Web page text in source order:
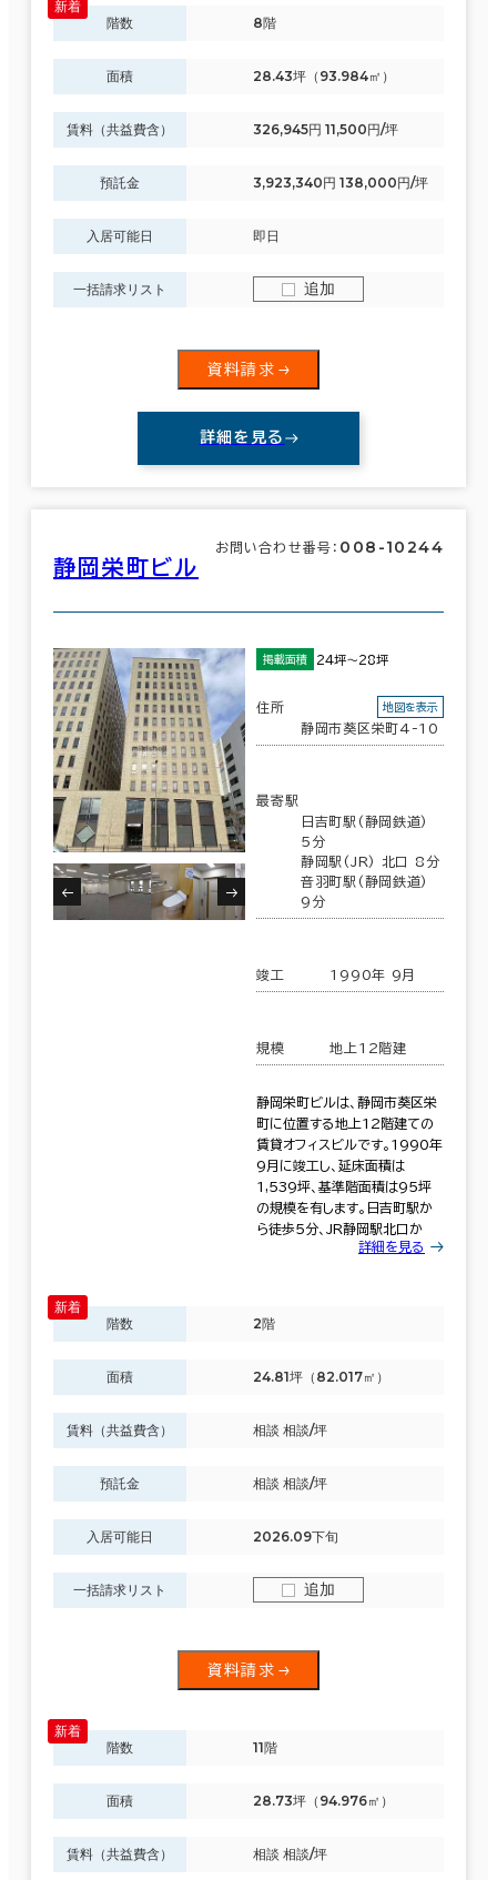
階数 8階
面積 28.43坪（93.984㎡）
賃料（共益費含） 326,945円 11,500円/坪
預託金 3,923,340円 138,000円/坪
入居可能日 即日
一括請求リスト 追加
資料請求
詳細を見る
静岡栄町ビル
お問い合わせ番号： 008-10244
掲載面積 24坪～28坪
住所
静岡市葵区栄町4-10
地図を表示
最寄駅
日吉町駅(静岡鉄道)
5分
静岡駅(JR) 北口 8分
音羽町駅(静岡鉄道)
9分
竣工 1990年 9月
規模 地上12階建
静岡栄町ビルは、静岡市葵区栄
町に位置する地上12階建ての
賃貸オフィスビルです。1990年
9月に竣工し、延床面積は
1,539坪、基準階面積は95坪
の規模を有します。日吉町駅か
ら徒歩5分、JR静岡駅北口か
詳細を見る
階数 2階
面積 24.81坪（82.017㎡）
賃料（共益費含） 相談 相談/坪
預託金 相談 相談/坪
入居可能日 2026.09下旬
一括請求リスト 追加
資料請求
階数 11階
面積 28.73坪（94.976㎡）
賃料（共益費含） 相談 相談/坪